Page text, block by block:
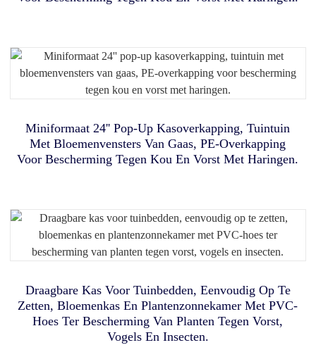
Draagbare, Grote Kinderstrandtent Met Luifel En UV-
Bescherming, Geschikt Voor Binnen En Buiten,
Slapen Of Als Strandtent.
Opklapbare Speeltent Voor Kinderen Met Verlichting,
Sterrenstelselthema Voor 3-4 Kinderen
Automatische Autotent, Uitklapbare Pop-Up SUV-Tent
Kampeertent, Achterkleptent.
Draagbare Babystrandtent Met UPF 50+ Zonnescherm -
Pop-Up Muggennet En Zonnescherm Met Draagtas En
Gaas, Draagbare Speel- En Oefentent Voor Binnen
Hondentrainingsapparatuur, Hindernisparcours Voor
Miniformaat 24'' Pop-Up Kasoverkapping, Tuintuin
Met Bloemenvensters Van Gaas, PE-Overkapping
Voor Bescherming Tegen Kou En Vorst Met Haringen.
Draagbare Kas Voor Tuinbedden, Eenvoudig Op Te
Zetten, Bloemenkas En Plantenzonnekamer Met PVC-
Hoes Ter Bescherming Van Planten Tegen Vorst,
Vogels En Insecten.
Draagbare Voetbaldoelset Voor Kinderen En Jongeren,
Voetbalnetten Voor Peuters